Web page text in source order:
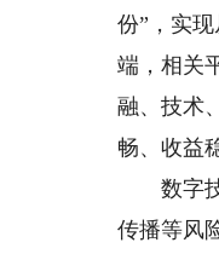
份”，实
端，相关
融、技术
畅、收益
数字技
传播等风